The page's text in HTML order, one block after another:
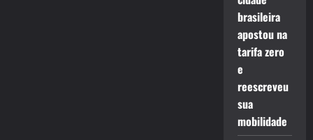
brasileira
apostou na
tarifa zero
e
reescreveu
sua
mobilidade